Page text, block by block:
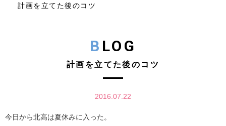
計画を立てた後のコツ
BLOG
計画を立てた後のコツ
2016.07.22
今日から北高は夏休みに入った。